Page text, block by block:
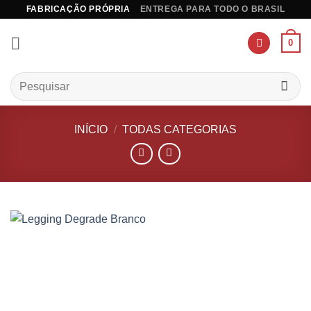
content
FABRICAÇÃO PRÓPRIA ENTREGA PARA TODO O BRASIL
0
Pesquisar
por:
INÍCIO / TODAS CATEGORIAS